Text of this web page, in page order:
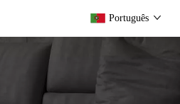
Português